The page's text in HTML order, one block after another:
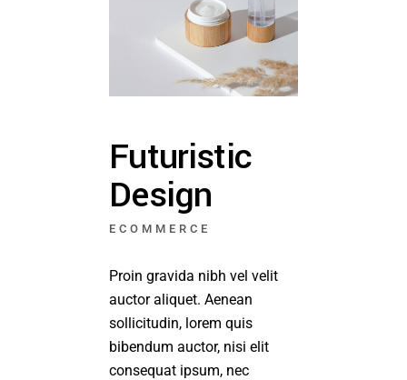
Futuristic
Design
ECOMMERCE
Proin gravida nibh vel velit
auctor aliquet. Aenean
sollicitudin, lorem quis
bibendum auctor, nisi elit
consequat ipsum, nec